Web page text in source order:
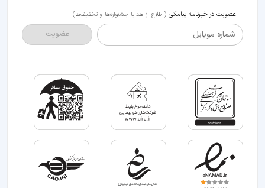
عضویت در خبرنامه پیامکی (اطلاع از هدایا جشنواره‌ها و تخفیف‌ها)
شماره موبایل عضویت